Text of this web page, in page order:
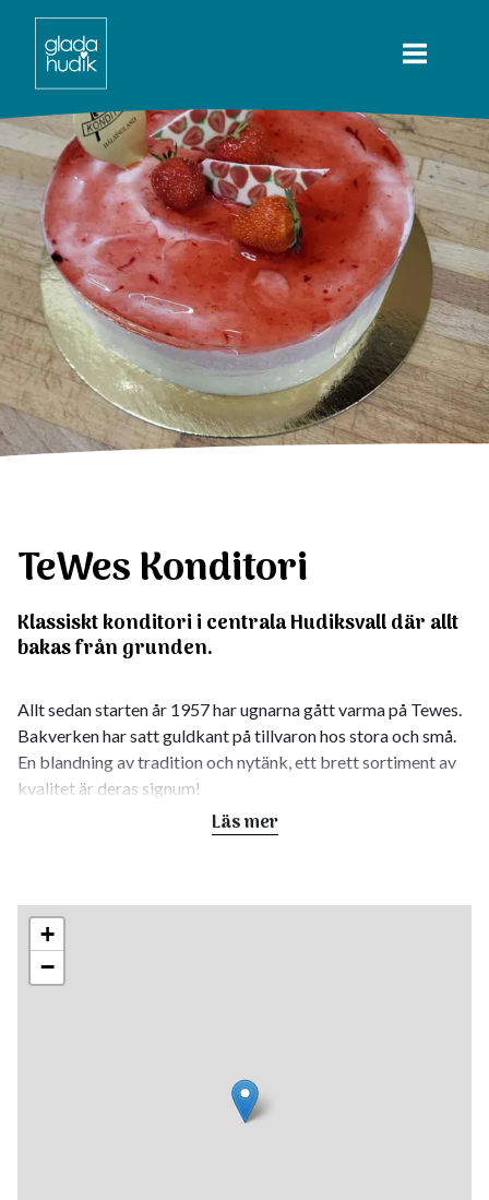
TeWes Konditori
Klassiskt konditori i centrala Hudiksvall där allt
bakas från grunden.
Allt sedan starten år 1957 har ugnarna gått varma på Tewes.
Bakverken har satt guldkant på tillvaron hos stora och små.
En blandning av tradition och nytänk, ett brett sortiment av
kvalitet är deras signum!
För Tewe´s är råvaror av högsta kvalité ett givet val. Här
Hundar är välkomna på uteserveringen.
Läs mer
+
−